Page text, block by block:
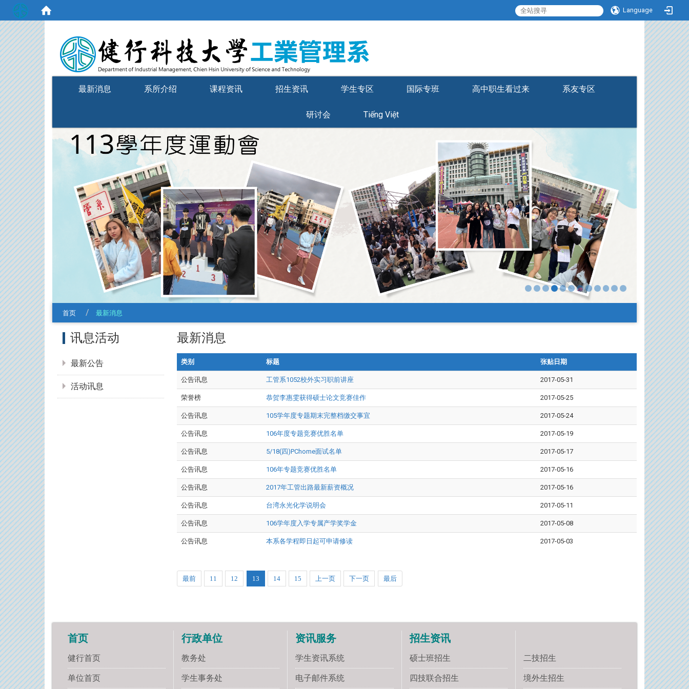
Language
最新消息 系所介绍 课程资讯 招生资讯 学生专区 国际专班 高中职生看过来 系友专区
研讨会 Tiếng Việt
首页 最新消息
讯息活动
最新公告
活动讯息
最新消息
类别 标题 张贴日期
公告讯息 工管系1052校外实习职前讲座 2017-05-31
荣誉榜 恭贺李惠雯获得硕士论文竞赛佳作 2017-05-25
公告讯息 105学年度专题期末完整档缴交事宜 2017-05-24
公告讯息 106年度专题竞赛优胜名单 2017-05-19
公告讯息 5/18(四)PChome面试名单 2017-05-17
公告讯息 106年专题竞赛优胜名单 2017-05-16
公告讯息 2017年工管出路最新薪资概况 2017-05-16
公告讯息 台湾永光化学说明会 2017-05-11
公告讯息 106学年度入学专属产学奖学金 2017-05-08
公告讯息 本系各学程即日起可申请修读 2017-05-03
最前 11 12 13 14 15 上一页 下一页 最后
首页
健行首页
单位首页
行政单位
教务处
学生事务处
资讯服务
学生资讯系统
电子邮件系统
招生资讯
硕士班招生
四技联合招生
二技招生
境外生招生